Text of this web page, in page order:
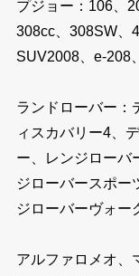
プジョー：106、
308cc、308SW、
SUV2008、e-
ランドローバー：
ィスカバリー4、
ー、レンジローバ
ジローバースポー
ジローバーヴォ
アルファロメオ、